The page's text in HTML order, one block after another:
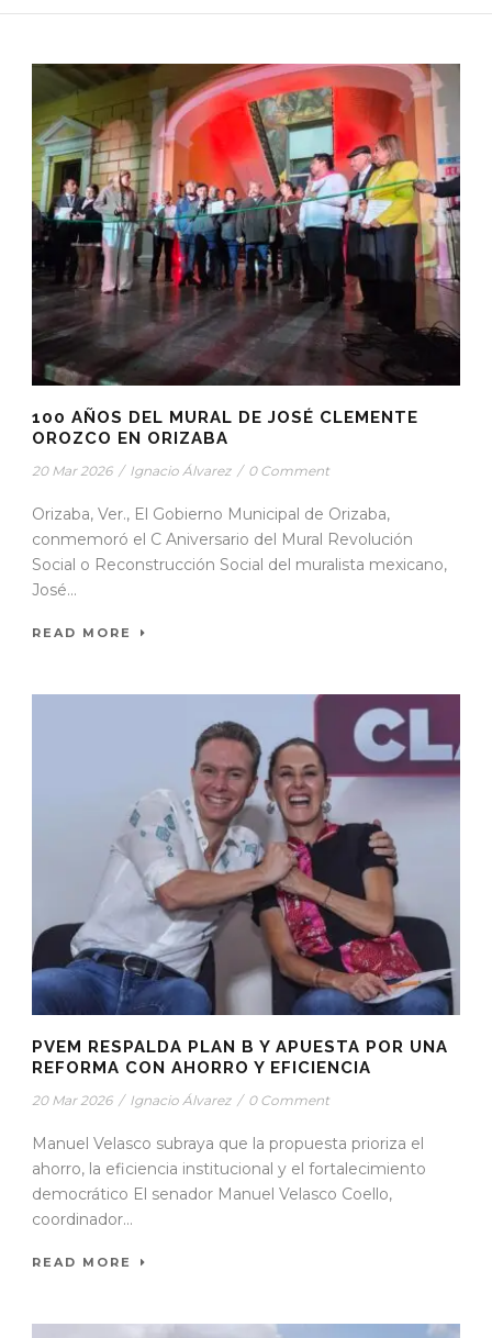
100 AÑOS DEL MURAL DE JOSÉ CLEMENTE
OROZCO EN ORIZABA
20 Mar 2026 / Ignacio Álvarez / 0 Comment
Orizaba, Ver., El Gobierno Municipal de Orizaba,
conmemoró el C Aniversario del Mural Revolución
Social o Reconstrucción Social del muralista mexicano,
José...
READ MORE
PVEM RESPALDA PLAN B Y APUESTA POR UNA
REFORMA CON AHORRO Y EFICIENCIA
20 Mar 2026 / Ignacio Álvarez / 0 Comment
Manuel Velasco subraya que la propuesta prioriza el
ahorro, la eficiencia institucional y el fortalecimiento
democrático El senador Manuel Velasco Coello,
coordinador...
READ MORE